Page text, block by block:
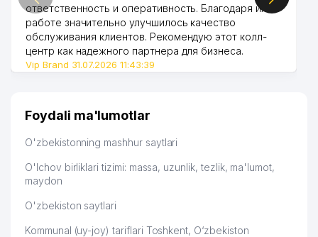
ответственность и оперативность. Благодаря их
работе значительно улучшилось качество
обслуживания клиентов. Рекомендую этот колл-
центр как надежного партнера для бизнеса.
Vip Brand 31.07.2026 11:43:39
Foydali ma'lumotlar
O'zbekistonning mashhur saytlari
O'lchov birliklari tizimi: massa, uzunlik, tezlik, ma'lumot,
maydon
O'zbekiston saytlari
Kommunal (uy-joy) tariflari Toshkent, O‘zbekiston